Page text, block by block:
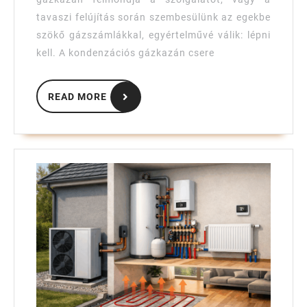
és
hogyan
zajlik?
tavaszi felújítás során szembesülünk az egekbe
szökő gázszámlákkal, egyértelművé válik: lépni
kell. A kondenzációs gázkazán csere
READ MORE
READ
MORE